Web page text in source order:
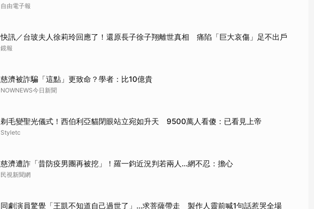
自由電子報
快訊／台玻夫人徐莉玲回應了！還原長子徐子翔離世真相 痛陷「巨大哀傷」足不出戶
鏡報
慈濟被詐騙「這點」更致命？學者：比10億貴
NOWNEWS今日新聞
剃毛變聖光儀式！西伯利亞貓閉眼站立宛如升天 9500萬人看傻：已看見上帝
Styletc
慈濟遭詐「昔防疫男團再被挖」！羅一鈞近況判若兩人…網不忍：擔心
民視新聞網
同劇演員驚覺「王凱不知道自己過世了」...求菩薩帶走 製作人靈前喊1句話惹哭全場